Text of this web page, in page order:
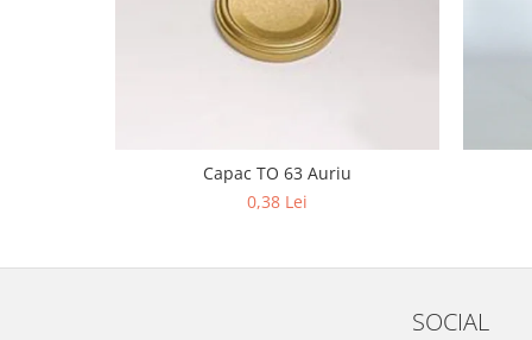
Capac TO 63 Auriu
0,38 Lei
SOCIAL